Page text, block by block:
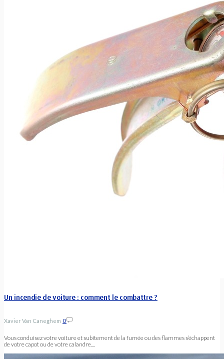
Un incendie de voiture : comment le combattre ?
Xavier Van Caneghem 0
Vous conduisez votre voiture et subitement de la fumée ou des flammes s’échappent
de votre capot ou de votre calandre....